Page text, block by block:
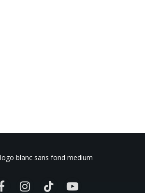
FacebookInstagramTikTok YouTube